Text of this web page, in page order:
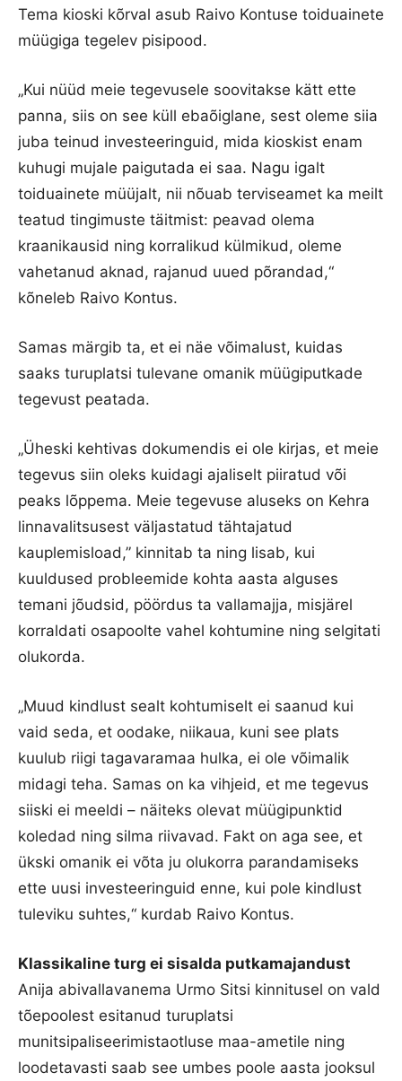
Tema kioski kõrval asub Raivo Kontuse toiduainete
müügiga tegelev pisipood.
„Kui nüüd meie tegevusele soovitakse kätt ette
panna, siis on see küll ebaõiglane, sest oleme siia
juba teinud investeeringuid, mida kioskist enam
kuhugi mujale paigutada ei saa. Nagu igalt
toiduainete müüjalt, nii nõuab terviseamet ka meilt
teatud tingimuste täitmist: peavad olema
kraanikausid ning korralikud külmikud, oleme
vahetanud aknad, rajanud uued põrandad,“
kõneleb Raivo Kontus.
Samas märgib ta, et ei näe võimalust, kuidas
saaks turuplatsi tulevane omanik müügiputkade
tegevust peatada.
„Üheski kehtivas dokumendis ei ole kirjas, et meie
tegevus siin oleks kuidagi ajaliselt piiratud või
peaks lõppema. Meie tegevuse aluseks on Kehra
linnavalitsusest väljastatud tähtajatud
kauplemisload,” kinnitab ta ning lisab, kui
kuuldused probleemide kohta aasta alguses
temani jõudsid, pöördus ta vallamajja, misjärel
korraldati osapoolte vahel kohtumine ning selgitati
olukorda.
„Muud kindlust sealt kohtumiselt ei saanud kui
vaid seda, et oodake, niikaua, kuni see plats
kuulub riigi tagavaramaa hulka, ei ole võimalik
midagi teha. Samas on ka vihjeid, et me tegevus
siiski ei meeldi – näiteks olevat müügipunktid
koledad ning silma riivavad. Fakt on aga see, et
ükski omanik ei võta ju olukorra parandamiseks
ette uusi investeeringuid enne, kui pole kindlust
tuleviku suhtes,“ kurdab Raivo Kontus.
Klassikaline turg ei sisalda putkamajandust
Anija abivallavanema Urmo Sitsi kinnitusel on vald
tõepoolest esitanud turuplatsi
munitsipaliseerimistaotluse maa-ametile ning
loodetavasti saab see umbes poole aasta jooksul